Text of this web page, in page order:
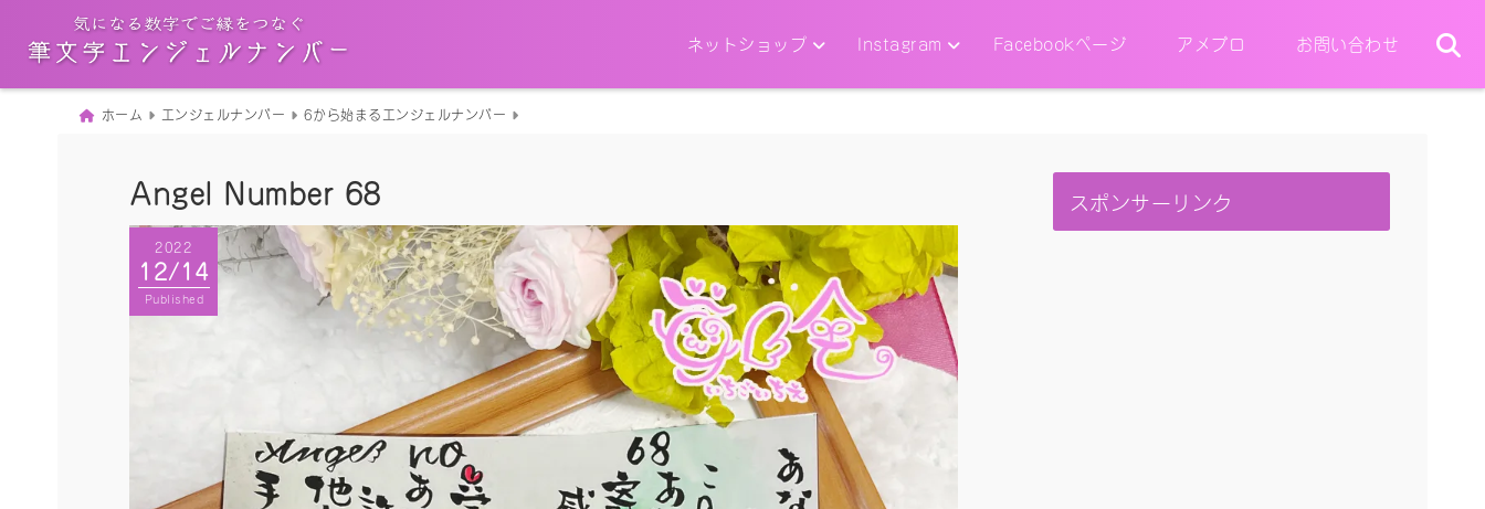
ネットショップ Instagram Facebookページ アメブロ お問い合わせ
ホーム エンジェルナンバー 6から始まるエンジェルナンバー
Angel Number 68
2022
12/14
Published
スポンサーリンク